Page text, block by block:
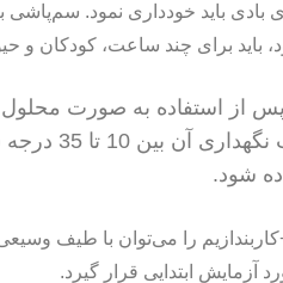
بادی باید خودداری نمود. سم‌پاشی
باید برای چند ساعت، کودکان و
از استفاده به صورت محلول
کنیم.
شود.
را می‌توان با طیف
آزمایش ابتدایی قرار گیرد.